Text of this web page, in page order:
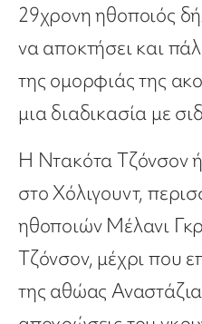
29χρονη ηθοποιός
να αποκτήσει και
της ομορφιάς της
μια διαδικασία με
Η Ντακότα Τζόνσον
στο Χόλιγουντ,
ηθοποιών Μέλανι
Τζόνσον, μέχρι που
της αθώας